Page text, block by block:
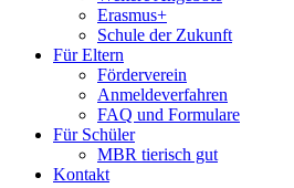
Erasmus+
Schule der Zukunft
Für Eltern
Förderverein
Anmeldeverfahren
FAQ und Formulare
Für Schüler
MBR tierisch gut
Kontakt